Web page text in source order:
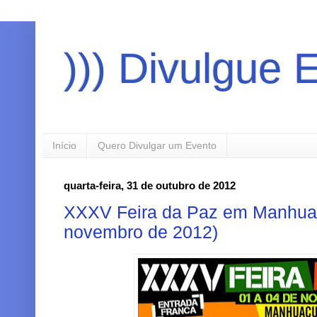
))) Divulgue
Início Quero Divulgar um Evento
quarta-feira, 31 de outubro de 2012
XXXV Feira da Paz em
novembro de 2012)